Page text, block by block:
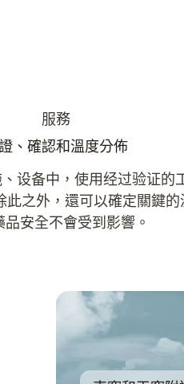
服務
、確認和溫度分佈
设备中，使用经过验证的
此之外，還可以確定關鍵
品安全不會受到影響。